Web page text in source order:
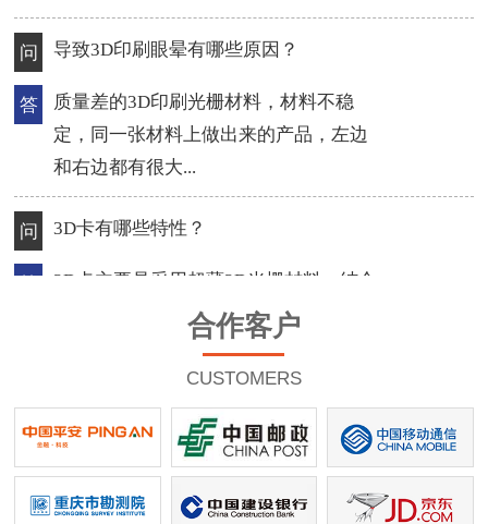
问 3D卡有哪些特性？
答
3D卡主要是采用超薄3D光栅材料，结合
3D立体印刷技术和PVC卡的热压合成工
艺，制作成的超...
问 如何让光栅立体画效果更完美？
答
一幅完美的光栅立体画最起码要达到的
标准，充分利用光栅，是做出透彻立体
合作客户
CUSTOMERS